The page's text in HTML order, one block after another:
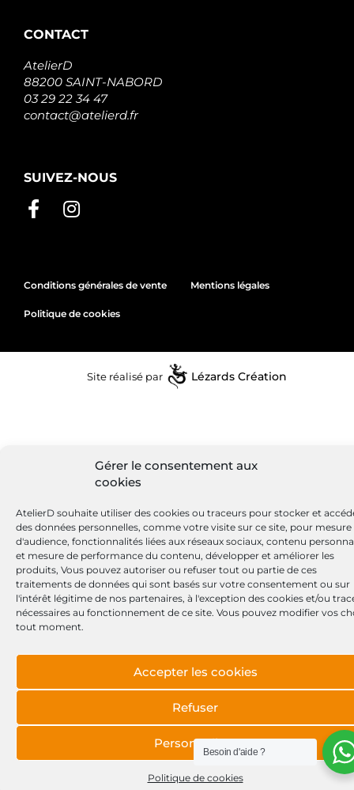
Gérer le consentement aux
cookies
AtelierD souhaite utiliser des cookies ou traceurs pour stocker et
des données personnelles, comme votre visite sur ce site, pour mesure
d'audience, fonctionnalités liées aux réseaux sociaux, contenu
et mesure de performance du contenu, développer et améliorer les
produits, Vous pouvez autoriser ou refuser tout ou partie de ces
traitements de données qui sont basés sur votre consentement ou sur
l'intérêt légitime de nos partenaires, à l'exception des cookies et/ou
nécessaires au fonctionnement de ce site. Vous pouvez modifier vos
tout moment.
Accepter les cookies
Refuser
Personnaliser
Politique de cookies
CONTACT
AtelierD
88200 SAINT-NABORD
03 29 22 34 47
contact@atelierd.fr
SUIVEZ-NOUS
Conditions générales de vente Mentions légales
Politique de cookies
Site réalisé par Lézards Création
Besoin d'aide ?